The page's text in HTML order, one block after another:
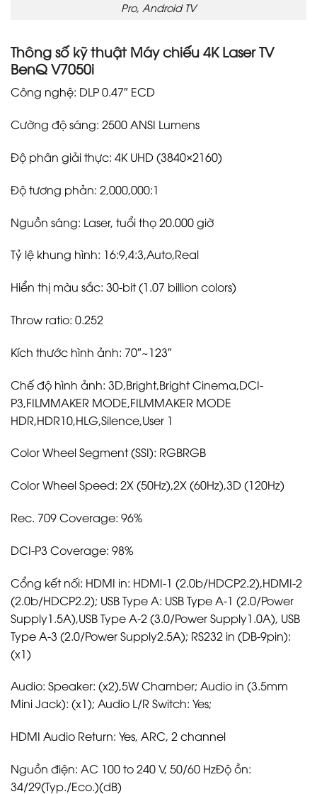
Pro, Android TV
Thông số kỹ thuật Máy chiếu 4K Laser TV
BenQ V7050i
Công nghệ: DLP 0.47″ ECD
Cường độ sáng: 2500 ANSI Lumens
Độ phân giải thực: 4K UHD (3840×2160)
Độ tương phản: 2,000,000:1
Nguồn sáng: Laser, tuổi thọ 20.000 giờ
Tỷ lệ khung hình: 16:9,4:3,Auto,Real
Hiển thị màu sắc: 30-bit (1.07 billion colors)
Throw ratio: 0.252
Kích thước hình ảnh: 70″~123″
Chế độ hình ảnh: 3D,Bright,Bright Cinema,DCI-
P3,FILMMAKER MODE,FILMMAKER MODE
HDR,HDR10,HLG,Silence,User 1
Color Wheel Segment (SSI): RGBRGB
Color Wheel Speed: 2X (50Hz),2X (60Hz),3D (120Hz)
Rec. 709 Coverage: 96%
DCI-P3 Coverage: 98%
Cổng kết nối: HDMI in: HDMI-1 (2.0b/HDCP2.2),HDMI-2
(2.0b/HDCP2.2); USB Type A: USB Type A-1 (2.0/Power
Supply1.5A),USB Type A-2 (3.0/Power Supply1.0A), USB
Type A-3 (2.0/Power Supply2.5A); RS232 in (DB-9pin):
(x1)
Audio: Speaker: (x2),5W Chamber; Audio in (3.5mm
Mini Jack): (x1); Audio L/R Switch: Yes;
HDMI Audio Return: Yes, ARC, 2 channel
Nguồn điện: AC 100 to 240 V, 50/60 HzĐộ ồn:
34/29(Typ./Eco.)(dB)